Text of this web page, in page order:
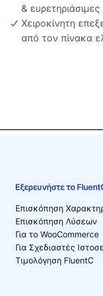
&
Χειροκίνητη
από τον πίνακα
Εξερευνήστε το
Επισκόπηση
Επισκόπηση Λύσεων
Για το WooCommerce
Για Σχεδιαστές
Τιμολόγηση FluentC